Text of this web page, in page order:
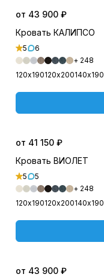
от 43 900 ₽
Кровать КАЛИПСО
5
6
+ 248
120х190120х200140х190
от 41 150 ₽
Кровать ВИОЛЕТ
5
5
+ 248
120х190120х200140х190
от 43 900 ₽